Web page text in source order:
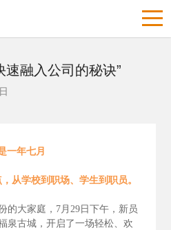
速融入公司的秘诀”
一年七月
从学校到职场、学生到职员。
的大家庭，7月29日下午，新员
泉古城，开启了一场轻松、欢